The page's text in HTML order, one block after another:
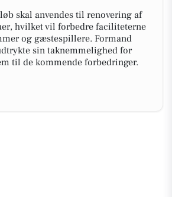
skal anvendes til renovering af
hvilket vil forbedre faciliteterne
og gæstespillere. Formand
sin taknemmelighed for
til de kommende forbedringer.